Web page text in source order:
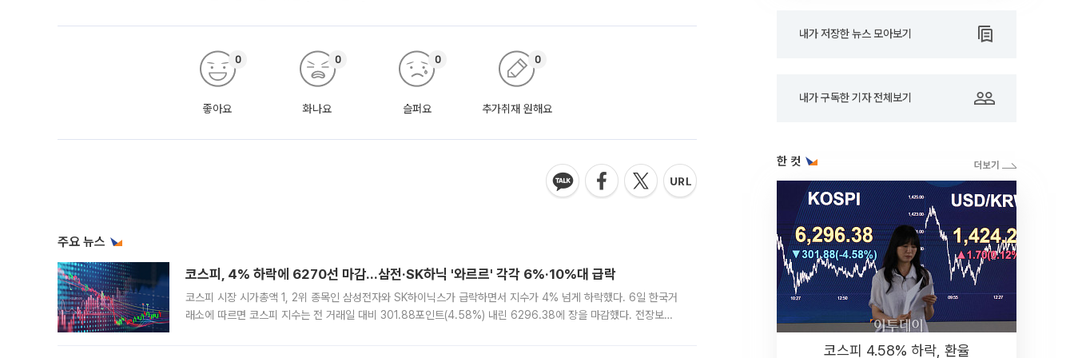
좋아요
0
화나요
0
슬퍼요
0
추가취재 원해요
0
주요 뉴스
코스피, 4% 하락에 6270선 마감…삼전·SK하닉 '와르르' 각각 6%·10%대 급락
코스피 시장 시가총액 1, 2위 종목인 삼성전자와 SK하이닉스가 급락하면서 지수가 4% 넘게 하락했다. 6일 한국거
래소에 따르면 코스피 지수는 전 거래일 대비 301.88포인트(4.58%) 내린 6296.38에 장을 마감했다. 전장보다
내가 저장한 뉴스 모아보기
내가 구독한 기자 전체보기
한 컷
코스피 4.58% 하락, 환율